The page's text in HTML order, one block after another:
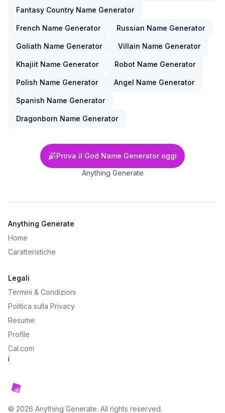
Fantasy Country Name Generator
French Name Generator Russian Name Generator
Goliath Name Generator Villain Name Generator
Khajiit Name Generator Robot Name Generator
Polish Name Generator Angel Name Generator
Spanish Name Generator
Dragonborn Name Generator
Prova il God Name Generator oggi
Anything Generate
© 2026 Anything Generate. All rights reserved.
Anything Generate
Home
Caratteristiche
Legali
Termini & Condizioni
Politica sulla Privacy
Resume
Profile
Cal.com
i